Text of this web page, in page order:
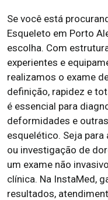
Se você está
Esqueleto em Porto
escolha. Com
experientes e
realizamos o exame
definição, rapidez e
é essencial para
deformidades e
esquelético. Seja
ou investigação de
um exame não
clínica. Na InstaMed,
resultados,